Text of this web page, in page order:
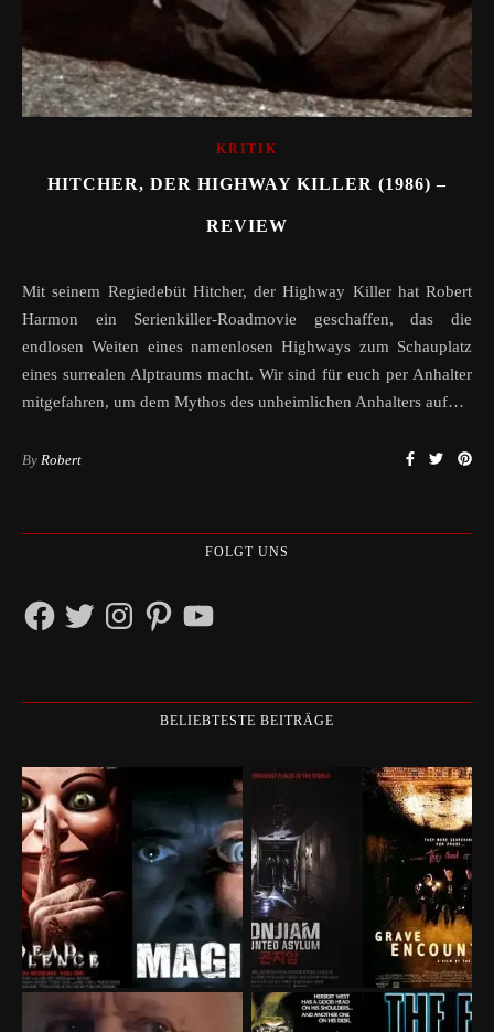
KRITIK
HITCHER, DER HIGHWAY KILLER (1986) –
REVIEW
Mit seinem Regiedebüt Hitcher, der Highway Killer hat Robert
Harmon ein Serienkiller-Roadmovie geschaffen, das die
endlosen Weiten eines namenlosen Highways zum Schauplatz
eines surrealen Alptraums macht. Wir sind für euch per Anhalter
mitgefahren, um dem Mythos des unheimlichen Anhalters auf…
By Robert
FOLGT UNS
FacebookTwitterInstagramPinterestYouTube
BELIEBTESTE BEITRÄGE